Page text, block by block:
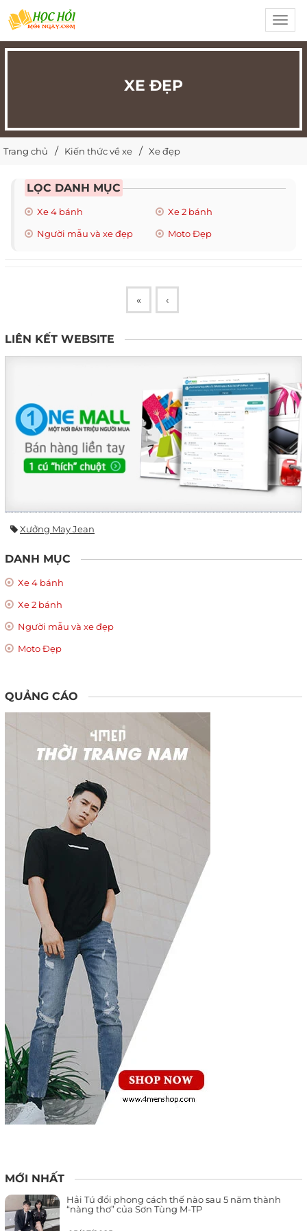
XE ĐẸP
Trang chủ Kiến thức về xe Xe đẹp
LỌC DANH MỤC
Xe 4 bánh
Xe 2 bánh
Người mẫu và xe đẹp
Moto Đẹp
« ‹
LIÊN KẾT WEBSITE
Xưởng May Jean
DANH MỤC
Xe 4 bánh
Xe 2 bánh
Người mẫu và xe đẹp
Moto Đẹp
QUẢNG CÁO
MỚI NHẤT
Hải Tú đổi phong cách thế nào sau 5 năm thành
“nàng thơ” của Sơn Tùng M-TP